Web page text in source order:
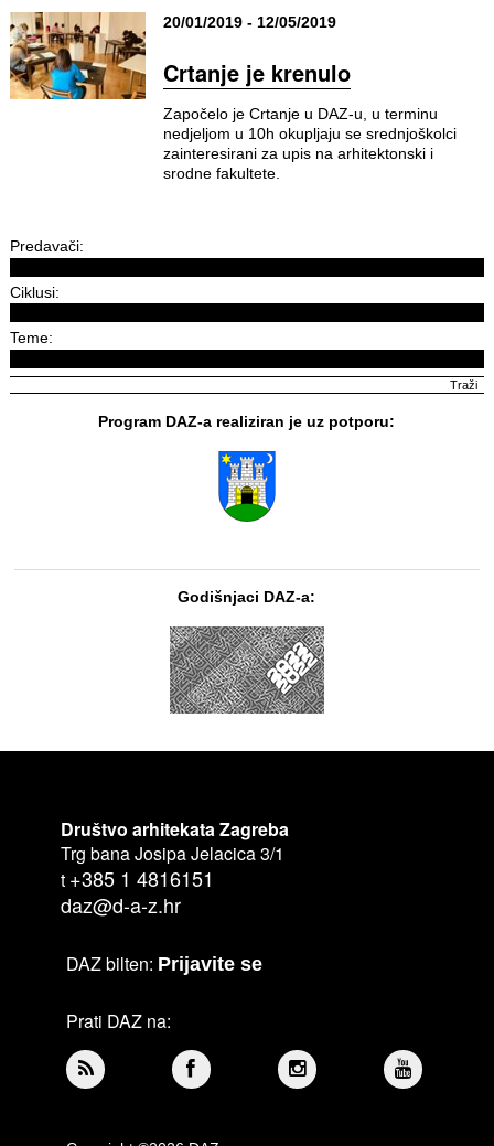
20/01/2019 - 12/05/2019
Crtanje je krenulo
Započelo je Crtanje u DAZ-u, u terminu
nedjeljom u 10h okupljaju se srednjoškolci
zainteresirani za upis na arhitektonski i
srodne fakultete.
Predavači:
Ciklusi:
Teme:
Program DAZ-a realiziran je uz potporu:
Godišnjaci DAZ-a:
Društvo arhitekata Zagreba
Trg bana Josipa Jelacica 3/1
t +385 1 4816151
daz@d-a-z.hr
DAZ bilten: Prijavite se
Prati DAZ na: